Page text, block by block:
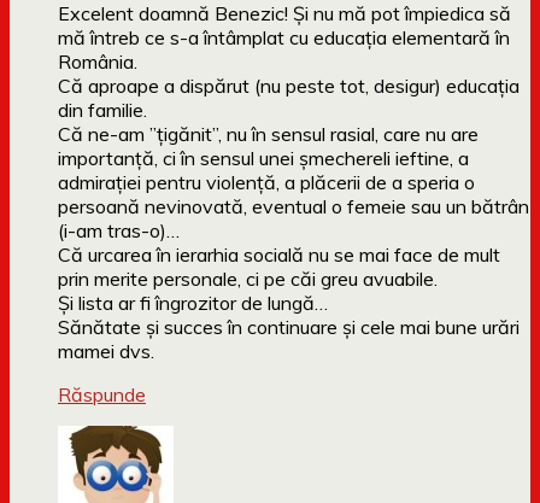
Excelent doamnă Benezic! Și nu mă pot împiedica să
mă întreb ce s-a întâmplat cu educația elementară în
România.
Că aproape a dispărut (nu peste tot, desigur) educația
din familie.
Că ne-am ”țigănit”, nu în sensul rasial, care nu are
importanță, ci în sensul unei șmechereli ieftine, a
admirației pentru violență, a plăcerii de a speria o
persoană nevinovată, eventual o femeie sau un bătrân
(i-am tras-o)…
Că urcarea în ierarhia socială nu se mai face de mult
prin merite personale, ci pe căi greu avuabile.
Și lista ar fi îngrozitor de lungă…
Sănătate și succes în continuare și cele mai bune urări
mamei dvs.
Răspunde